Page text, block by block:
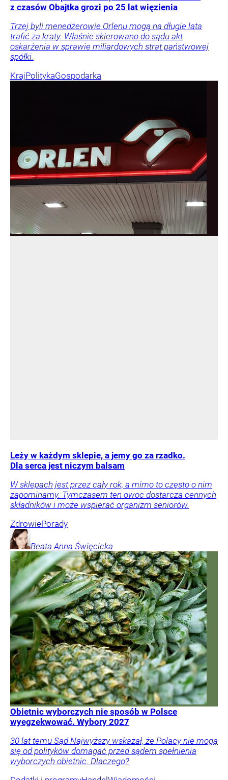
z czasów Obajtka grozi po 25 lat więzienia
Trzej byli menedżerowie Orlenu mogą na długie lata
trafić za kraty. Właśnie skierowano do sądu akt
oskarżenia w sprawie miliardowych strat państwowej
spółki.
KrajPolitykaGospodarka
Leży w każdym sklepie, a jemy go za rzadko.
Dla serca jest niczym balsam
W sklepach jest przez cały rok, a mimo to często o nim
zapominamy. Tymczasem ten owoc dostarcza cennych
składników i może wspierać organizm seniorów.
ZdrowiePorady
Beata Anna Święcicka
Obietnic wyborczych nie sposób w Polsce
wyegzekwować. Wybory 2027
30 lat temu Sąd Najwyższy wskazał, że Polacy nie mogą
się od polityków domagać przed sądem spełnienia
wyborczych obietnic. Dlaczego?